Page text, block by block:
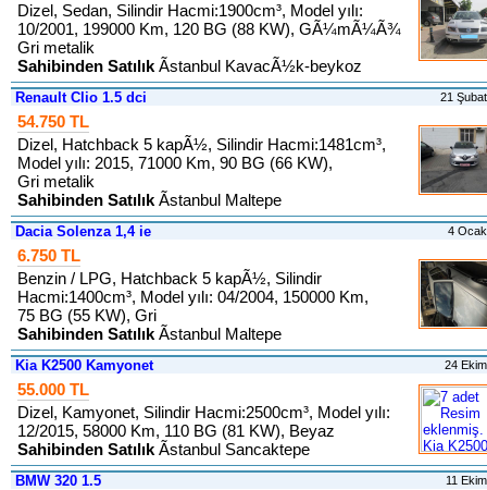
Dizel, Sedan, Silindir Hacmi:1900cm³, Model yılı:
10/2001, 199000 Km, 120 BG (88 KW), GÃ¼mÃ¼Ã¾
Gri metalik
Sahibinden Satılık Ãstanbul KavacÃ½k-beykoz
Renault Clio 1.5 dci 21
54.750 TL
Dizel, Hatchback 5 kapÃ½, Silindir Hacmi:1481cm³,
Model yılı: 2015, 71000 Km, 90 BG (66 KW),
Gri metalik
Sahibinden Satılık Ãstanbul Maltepe
Dacia Solenza 1,4 ie 4
6.750 TL
Benzin / LPG, Hatchback 5 kapÃ½, Silindir
Hacmi:1400cm³, Model yılı: 04/2004, 150000 Km,
75 BG (55 KW), Gri
Sahibinden Satılık Ãstanbul Maltepe
Kia K2500 Kamyonet 24
55.000 TL
Dizel, Kamyonet, Silindir Hacmi:2500cm³, Model yılı:
12/2015, 58000 Km, 110 BG (81 KW), Beyaz
Sahibinden Satılık Ãstanbul Sancaktepe
BMW 320 1.5 11